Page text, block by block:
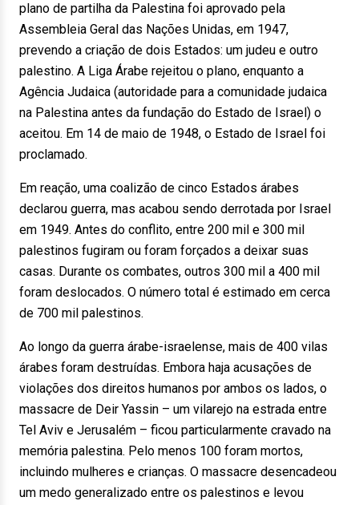
plano de partilha da Palestina foi aprovado pela
Assembleia Geral das Nações Unidas, em 1947,
prevendo a criação de dois Estados: um judeu e outro
palestino. A Liga Árabe rejeitou o plano, enquanto a
Agência Judaica (autoridade para a comunidade judaica
na Palestina antes da fundação do Estado de Israel) o
aceitou. Em 14 de maio de 1948, o Estado de Israel foi
proclamado.
Em reação, uma coalizão de cinco Estados árabes
declarou guerra, mas acabou sendo derrotada por Israel
em 1949. Antes do conflito, entre 200 mil e 300 mil
palestinos fugiram ou foram forçados a deixar suas
casas. Durante os combates, outros 300 mil a 400 mil
foram deslocados. O número total é estimado em cerca
de 700 mil palestinos.
Ao longo da guerra árabe-israelense, mais de 400 vilas
árabes foram destruídas. Embora haja acusações de
violações dos direitos humanos por ambos os lados, o
massacre de Deir Yassin – um vilarejo na estrada entre
Tel Aviv e Jerusalém – ficou particularmente cravado na
memória palestina. Pelo menos 100 foram mortos,
incluindo mulheres e crianças. O massacre desencadeou
um medo generalizado entre os palestinos e levou